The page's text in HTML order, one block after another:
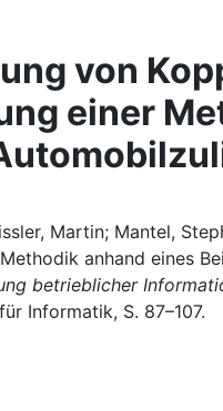
von
einer
Martin; Mantel,
anhand eines
betrieblicher
Informatik, S. 87–107.